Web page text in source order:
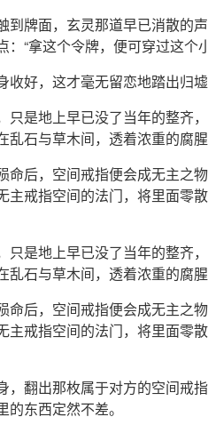
到牌面，玄灵那道早已消散的
“拿这个令牌，便可穿过这个
好，这才毫无留恋地踏出归墟
只是地上早已没了当年的整齐
石与草木间，透着浓重的腐腥
后，空间戒指便会成无主之物
主戒指空间的法门，将里面零
只是地上早已没了当年的整齐
石与草木间，透着浓重的腐腥
后，空间戒指便会成无主之物
主戒指空间的法门，将里面零
，翻出那枚属于对方的空间
东西定然不差。